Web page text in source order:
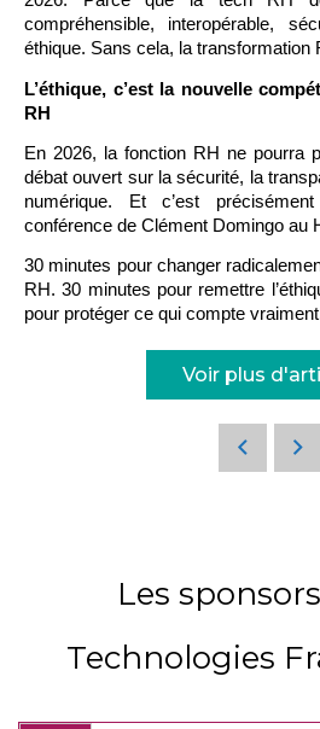
compréhensible, interopérable,
éthique. Sans cela, la transformation
L’éthique, c’est la nouvelle
RH
En 2026, la fonction RH ne pourra
débat ouvert sur la sécurité, la
numérique. Et c’est
conférence de Clément Domingo au
30 minutes pour changer
RH. 30 minutes pour remettre
pour protéger ce qui compte
Voir plus
Les
Technologies